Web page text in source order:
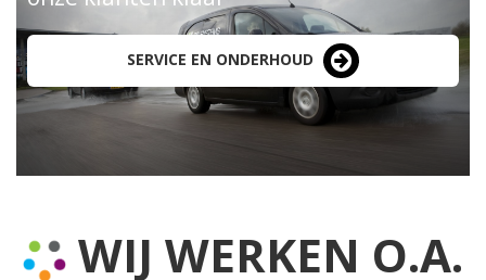
SERVICE EN ONDERHOUD
WIJ WERKEN O.A.